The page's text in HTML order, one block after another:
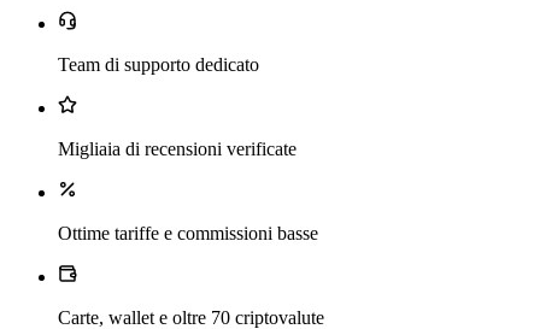
Team di supporto dedicato
Migliaia di recensioni verificate
Ottime tariffe e commissioni basse
Carte, wallet e oltre 70 criptovalute